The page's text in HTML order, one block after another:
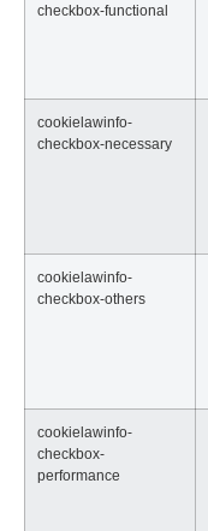
checkbox-functional
cookielawinfo-
checkbox-necessary
cookielawinfo-
checkbox-others
cookielawinfo-
checkbox-
performance